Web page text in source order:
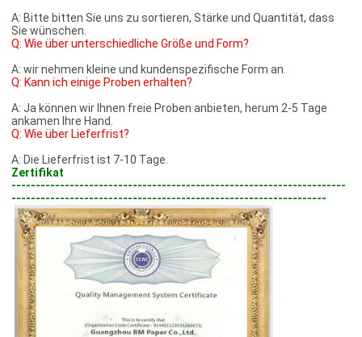
A: Bitte bitten Sie uns zu sortieren, Stärke und Quantität, dass
Sie wünschen.
Q: Wie über unterschiedliche Größe und Form?
A: wir nehmen kleine und kundenspezifische Form an.
Q: Kann ich einige Proben erhalten?
A: Ja können wir Ihnen freie Proben anbieten, herum 2-5 Tage
ankamen Ihre Hand.
Q: Wie über Lieferfrist?
A: Die Lieferfrist ist 7-10 Tage.
Zertifikat
---------------------------------------------------------------------
-----------------------------------------------------------------